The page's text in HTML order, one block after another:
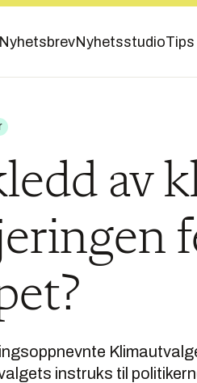
NyhetsbrevNyhetsstudio
av
instruks til